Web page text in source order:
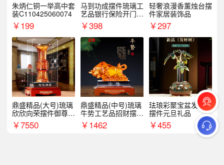
朱炳仁铜一举高中套
装C110425060074
￥199
马到功成摆件琉璃工
艺品银行保险开门红
周年庆典伴手礼表彰
礼品
￥398
轻奢浪漫香薰烛台摆
件家居装饰品
￥297
鼎盛精品(大号)琉璃
欣欣向荣摆件御尊开
业乔迁商务往来纪念
品
￥7550
鼎盛精品(中号)琉璃
牛势工艺品招财摆件
银行企业商务上市礼
品
￥1462
珐琅彩聚宝盆发财树
摆件元旦礼品
￥455